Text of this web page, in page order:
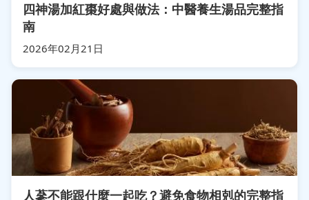
四神湯加紅棗好處與做法：中醫養生湯品完整指
南
2026年02月21日
人蔘不能跟什麼一起吃？避免食物相剋的完整指